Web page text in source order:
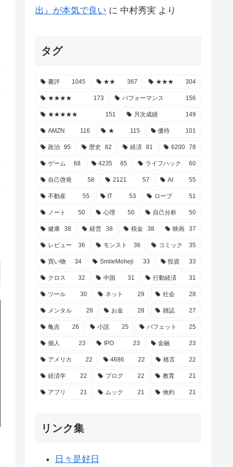
出』が本気で良い に 中村秀実 より
タグ
書評 1045 ★★ 367 ★★★ 304
★★★★ 173 パフォーマンス 156
★★★★★ 151 月次成績 149
AMZN 116 ★ 115 優待 101
政治 95 歴史 82 経済 81 6200 78
ゲーム 68 4235 65 ライフハック 60
自己啓発 58 2121 57 AI 55
不動産 55 IT 53 ローブ 51
ノート 50 心理 50 自己分析 50
健康 38 経営 38 税金 38 映画 37
レビュー 36 モンスト 36 コミック 35
買い物 34 SmileMoheji 33 投資 33
クロス 32 中国 31 行動経済 31
ツール 30 ネット 29 社会 28
メンタル 28 お金 28 雑誌 27
亀吉 26 小説 25 バフェット 25
個人 23 IPO 23 金融 23
アメリカ 22 4686 22 格言 22
経済学 22 ブログ 22 教育 21
アプリ 21 ムック 21 倹約 21
リンク集
日々是好日